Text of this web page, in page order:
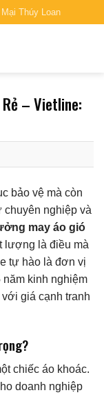
Thúy Loan
– Vietline:
bảo vệ mà còn
chuyên nghiệp và
may áo gió
lượng là điều mà
tự hào là đơn vị
kinh nghiệm
giá cạnh tranh
chiếc áo khoác.
doanh nghiệp